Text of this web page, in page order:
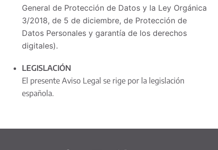
General de Protección de Datos y la Ley Orgánica
3/2018, de 5 de diciembre, de Protección de
Datos Personales y garantía de los derechos
digitales).
LEGISLACIÓN
El presente Aviso Legal se rige por la legislación
española.